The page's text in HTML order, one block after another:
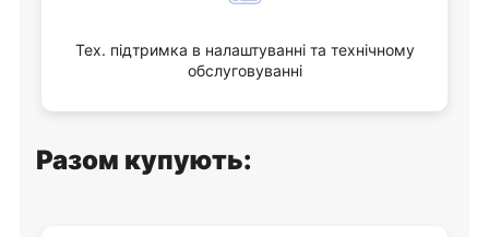
Тех. підтримка в налаштуванні та технічному
обслуговуванні
Разом купують: